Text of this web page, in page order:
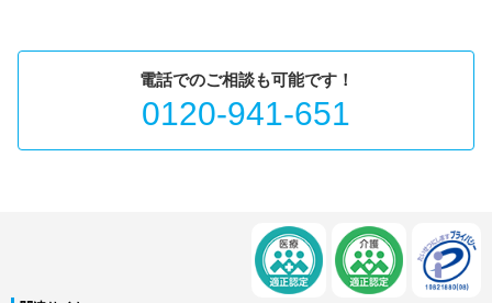
電話でのご相談も可能です！
0120-941-651